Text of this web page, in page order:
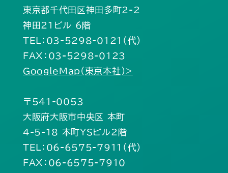
東京都千代田区神田多町2-2
神田21ビル 6階
TEL：03-5298-0121（代）
FAX：03-5298-0123
GoogleMap(東京本社)>
〒541-0053
大阪府大阪市中央区 本町
4-5-18 本町YSビル2階
TEL：06-6575-7911（代）
FAX：06-6575-7910